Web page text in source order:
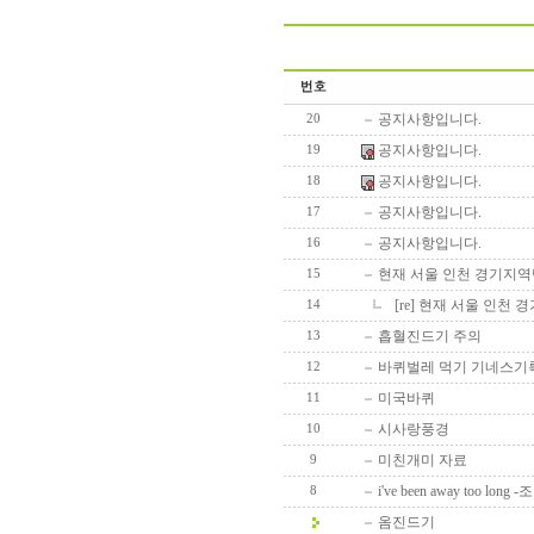
20 공지사항입니다.
19 공지사항입니다.
18 공지사항입니다.
17 공지사항입니다.
16 공지사항입니다.
15 현재 서울 인천 경기지
14 [re] 현재 서울 인천
13 흡혈진드기 주의
12 바퀴벌레 먹기 기네스
11 미국바퀴
10 시사랑풍경
9 미친개미 자료
8
i've been away too long -
옴진드기